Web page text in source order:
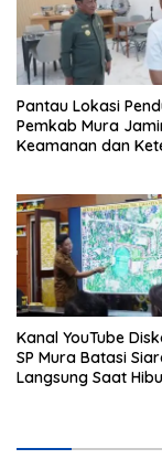
Pantau Lokasi
Pemkab Mura
Keamanan dan
Kanal YouTube
SP Mura Batasi
Langsung Saat